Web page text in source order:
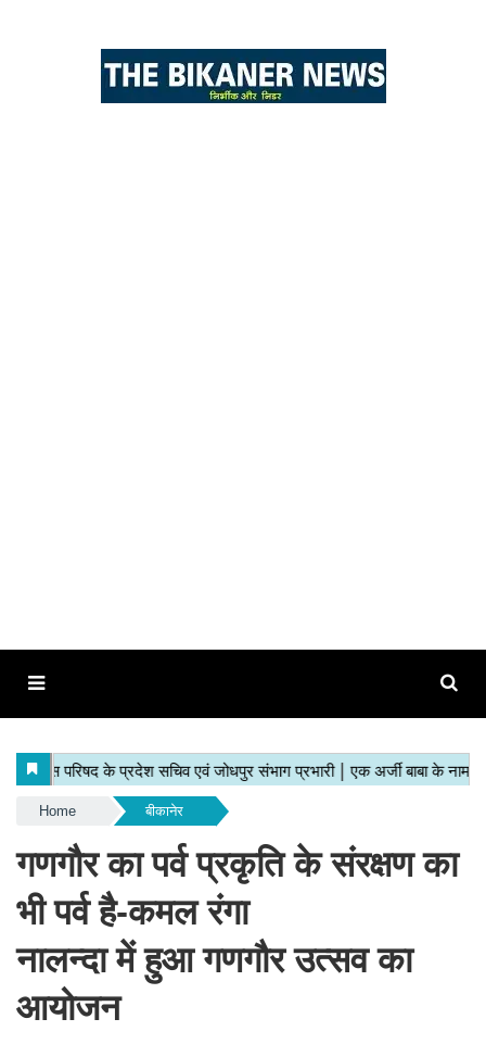
Home बीकानेर
गणगौर का पर्व प्रकृति के संरक्षण का
भी पर्व है-कमल रंगा
नालन्दा में हुआ गणगौर उत्सव का
आयोजन